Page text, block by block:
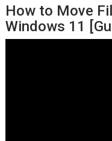
How to Move
Windows 11